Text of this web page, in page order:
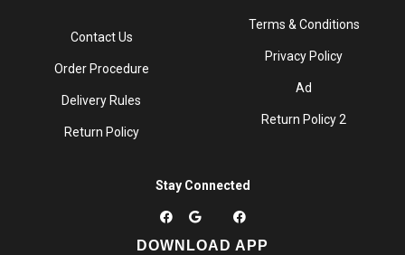
Contact Us
Order Procedure
Delivery Rules
Return Policy
Terms & Conditions
Privacy Policy
Ad
Return Policy 2
Stay Connected
DOWNLOAD APP